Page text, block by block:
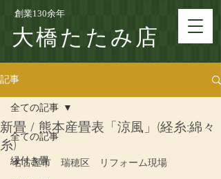
創業130余年
大橋たたみ店
記事
全ての記事
縁付き畳
全ての記事
新畳 / 熊本産畳表「涼風」(経糸:綿々
糸)
名古屋市　瑞穂区　リフォーム現場